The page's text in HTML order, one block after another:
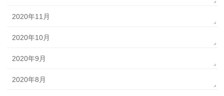
2020年11月
2020年10月
2020年9月
2020年8月